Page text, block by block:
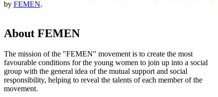
by FEMEN.
About FEMEN
The mission of the "FEMEN" movement is to create the most
favourable conditions for the young women to join up into a social
group with the general idea of the mutual support and social
responsibility, helping to reveal the talents of each member of the
movement.